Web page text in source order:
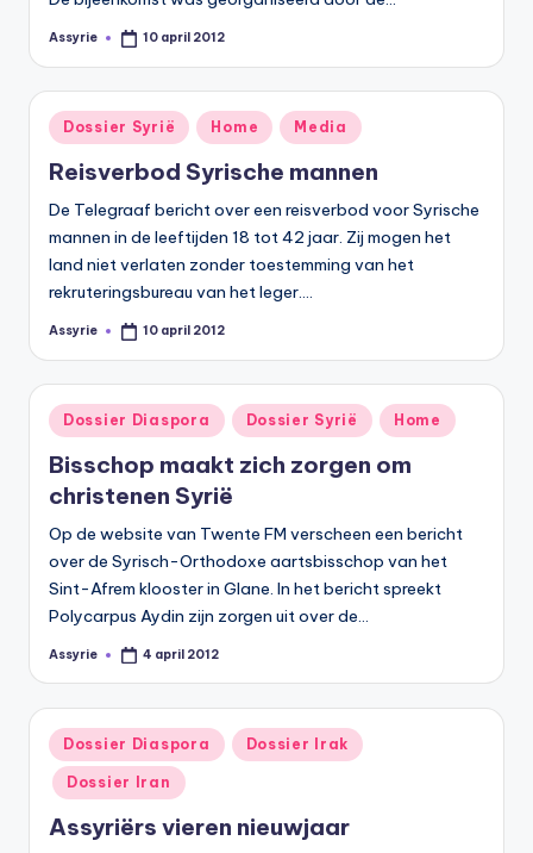
Geplaatst
Assyrie 10 april 2012
Geplaatst
in
Dossier Syrië Home Media
Reisverbod Syrische mannen
De Telegraaf bericht over een reisverbod voor Syrische
mannen in de leeftijden 18 tot 42 jaar. Zij mogen het
land niet verlaten zonder toestemming van het
rekruteringsbureau van het leger.…
Geplaatst
Assyrie 10 april 2012
Geplaatst
in
Dossier Diaspora Dossier Syrië Home
Bisschop maakt zich zorgen om
christenen Syrië
Op de website van Twente FM verscheen een bericht
over de Syrisch-Orthodoxe aartsbisschop van het
Sint-Afrem klooster in Glane. In het bericht spreekt
Polycarpus Aydin zijn zorgen uit over de…
Geplaatst
Assyrie 4 april 2012
Geplaatst
in
Dossier Diaspora Dossier Irak
Dossier Iran
Assyriërs vieren nieuwjaar